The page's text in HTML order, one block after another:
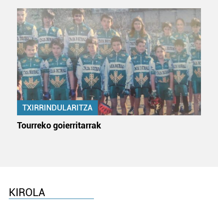
TXIRRINDULARITZA
Tourreko goierritarrak
KIROLA